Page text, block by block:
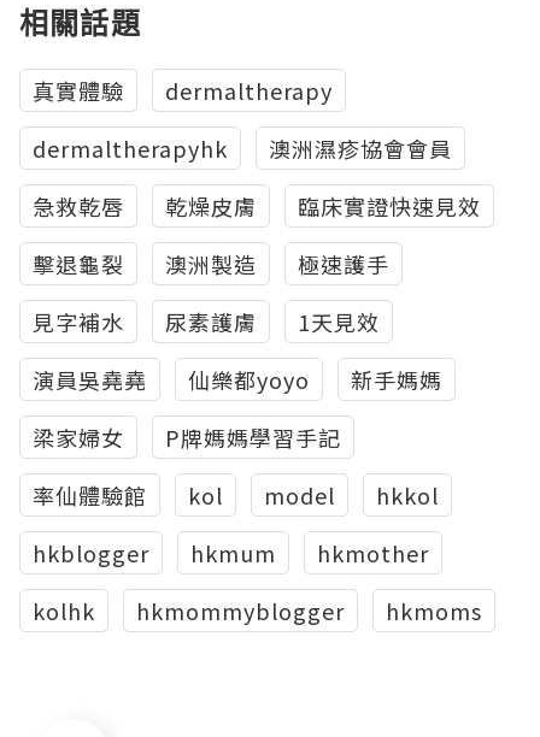
相關話題
真實體驗
dermaltherapy
dermaltherapyhk
澳洲濕疹協會會員
急救乾唇
乾燥皮膚
臨床實證快速見效
擊退龜裂
澳洲製造
極速護手
見字補水
尿素護膚
1天見效
演員吳堯堯
仙樂都yoyo
新手媽媽
梁家婦女
P牌媽媽學習手記
率仙體驗館
kol model
hkkol
hkblogger
hkmum
hkmother
kolhk
hkmommyblogger hkmoms